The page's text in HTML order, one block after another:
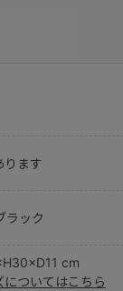
ラック
ります
cm
についてはこちら